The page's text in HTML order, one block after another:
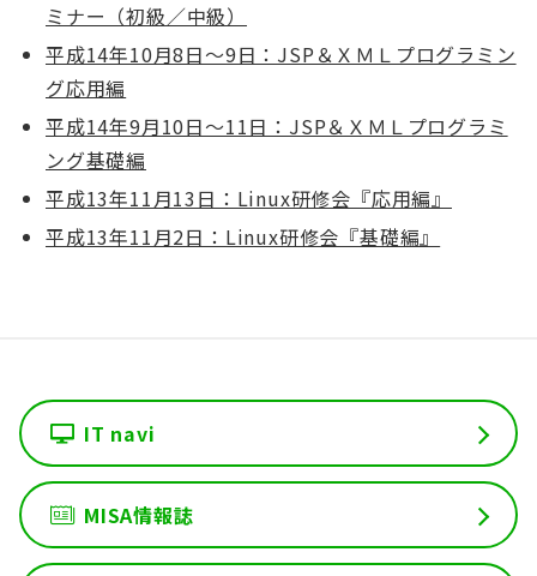
ミナー（初級／中級）
平成14年10月8日～9日：JSP＆ＸＭＬプログラミン
グ応用編
平成14年9月10日～11日：JSP＆ＸＭＬプログラミ
ング基礎編
平成13年11月13日：Linux研修会『応用編』
平成13年11月2日：Linux研修会『基礎編』
IT navi
MISA情報誌